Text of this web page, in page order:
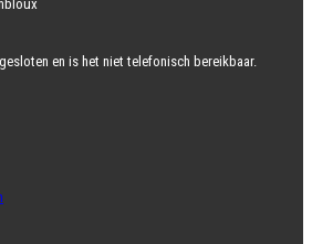
en is het niet telefonisch bereikbaar.